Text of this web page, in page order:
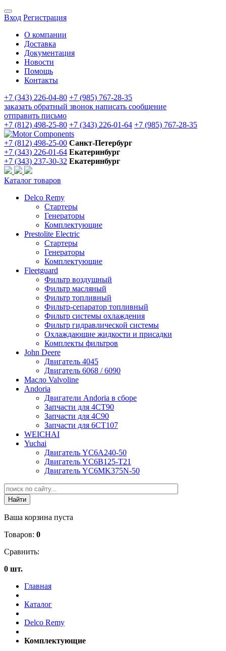
Вход Регистрация
О компании
Доставка
Документация
Новости
Помощь
Контакты
+7 (343) 226-04-80 +7 (985) 767-28-35
заказать обратный звонок написать сообщение
отправить письмо
+7 (812) 498-25-80 +7 (343) 226-01-64 +7 (985) 767-28-35
+7 (812) 498-25-00 Санкт-Петербург
+7 (343) 226-01-64 Екатеринбург
+7 (343) 237-30-32 Екатеринбург
Каталог товаров
Delco Remy
Стартеры
Генераторы
Комплектующие
Prestolite Electric
Стартеры
Генераторы
Комплектующие
Fleetguard
Фильтр воздушный
Фильтр масляный
Фильтр топливный
Фильтр-сепаратор топливный
Фильтр системы охлаждения
Фильтр гидравлической системы
Охлаждающие жидкости и присадки
Комплекты фильтров
John Deere
Двигатель 4045
Двигатель 6068 / 6090
Масло Valvoline
Andoria
Двигатели Andoria в сборе
Запчасти для 4CT90
Запчасти для 4С90
Запчасти для 6CT107
WEICHAI
Yuchai
Двигатель YC6A240-50
Двигатель YC6B125-T21
Двигатель YC6MK375N-50
Ваша корзина пуста
Товаров: 0
Сравнить:
0 шт.
Главная
Каталог
Delco Remy
Комплектующие